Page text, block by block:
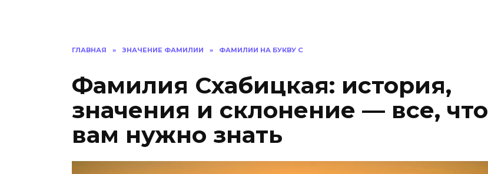
ГЛАВНАЯ » ЗНАЧЕНИЕ ФАМИЛИИ » ФАМИЛИИ НА БУКВУ С
Фамилия Схабицкая: история,
значения и склонение — все, что
вам нужно знать